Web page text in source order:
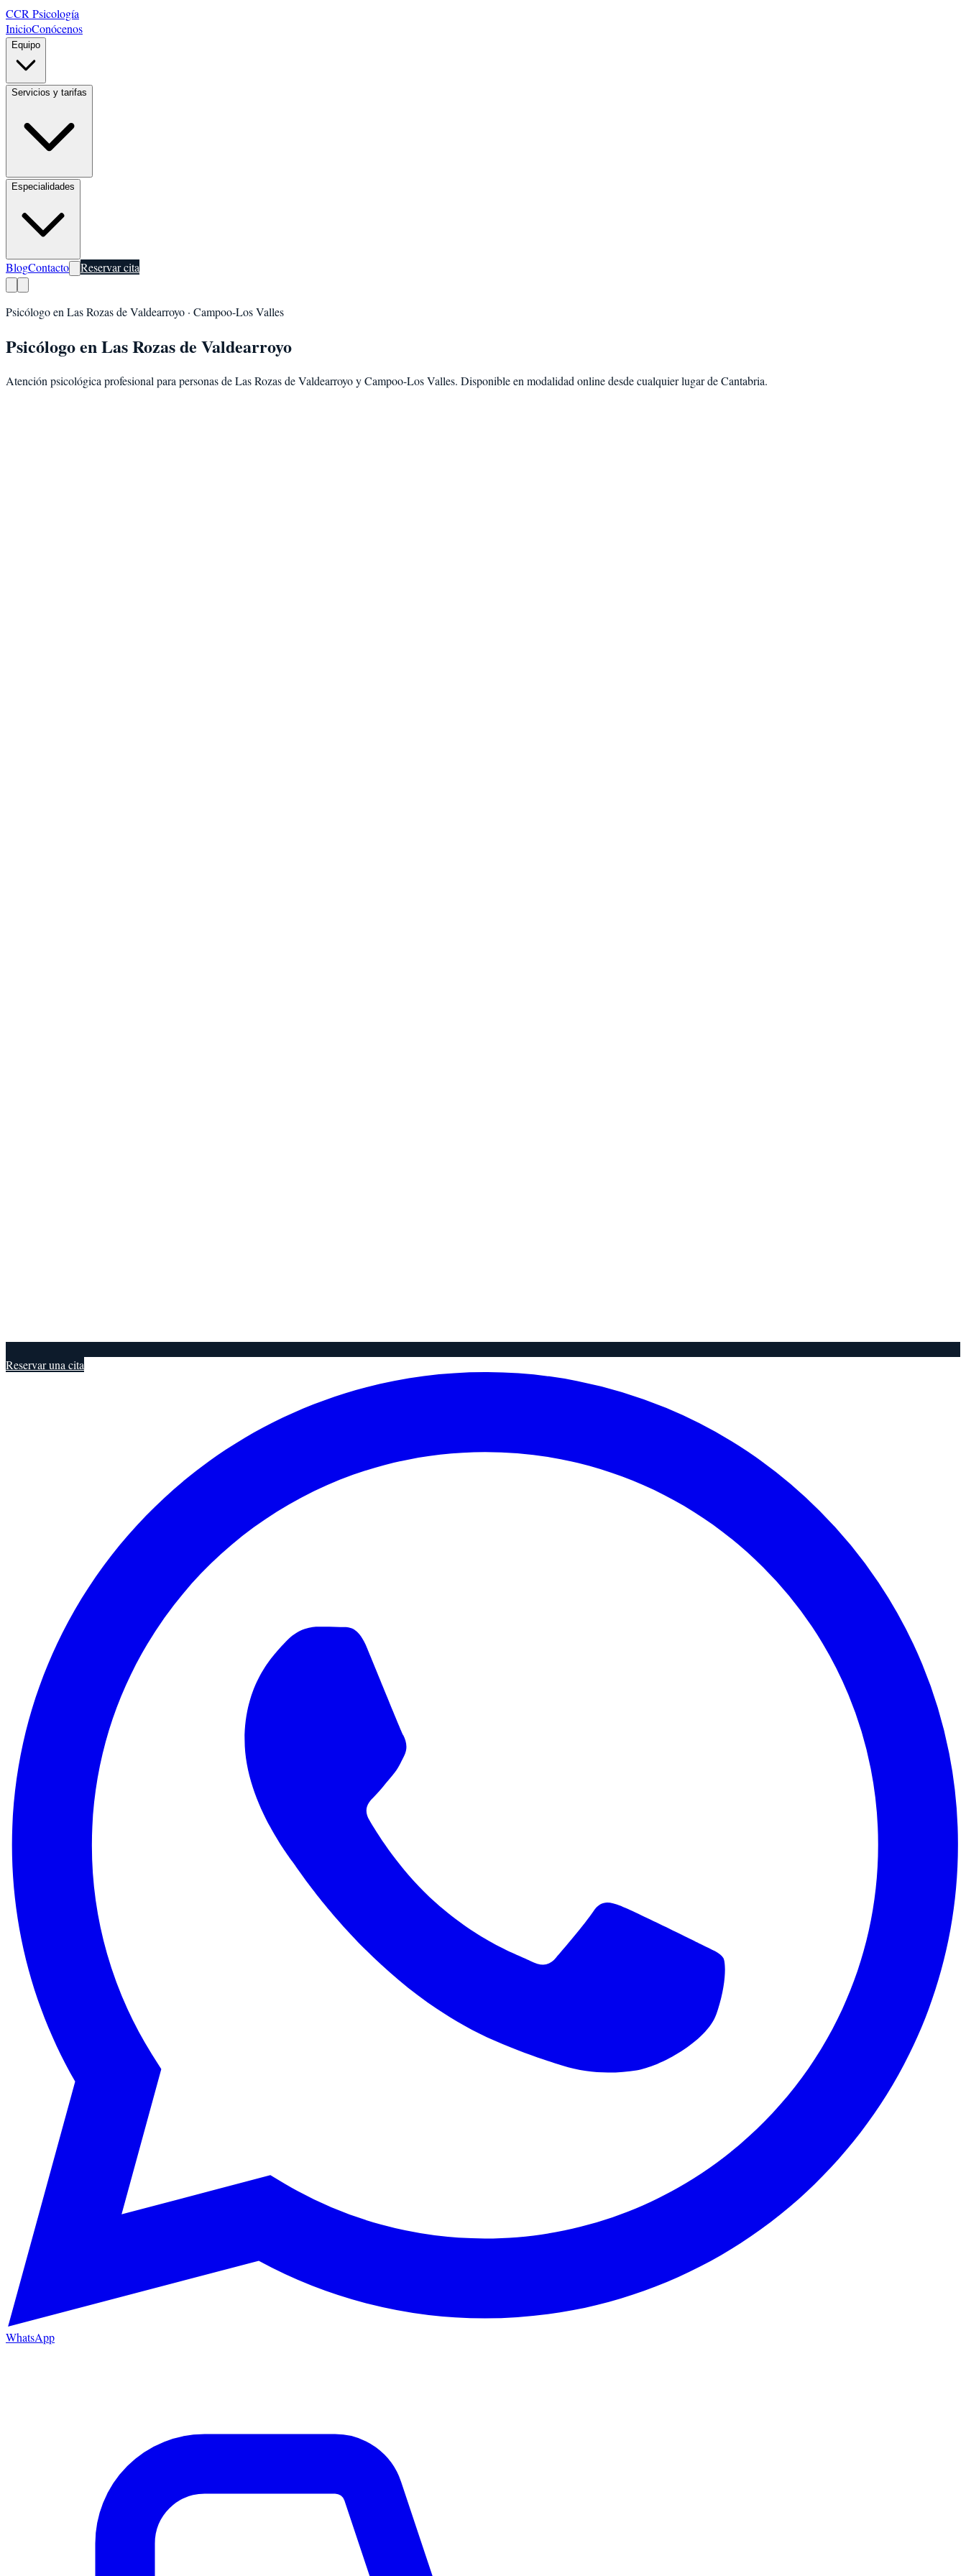
CCR Psicología
InicioConócenos
Equipo
Servicios y tarifas
Especialidades
BlogContacto Reservar cita
Psicólogo en Las Rozas de Valdearroyo · Campoo-Los Valles
Psicólogo enLas Rozas de Valdearroyo
Atención psicológica profesional para personas deLas Rozas de ValdearroyoyCampoo-Los Valles. Disponible en modalidad online desde cualquier lugar de Cantabria.
Reservar una cita
WhatsApp